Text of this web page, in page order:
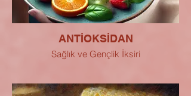
ANTİOKSİDAN
Sağlık ve Gençlik İksiri